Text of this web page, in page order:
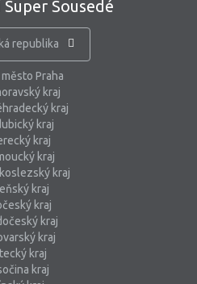
Sousedé
republika
Praha
kraj
kraj
kraj
kraj
kraj
kraj
kraj
kraj
kraj
kraj
kraj
kraj